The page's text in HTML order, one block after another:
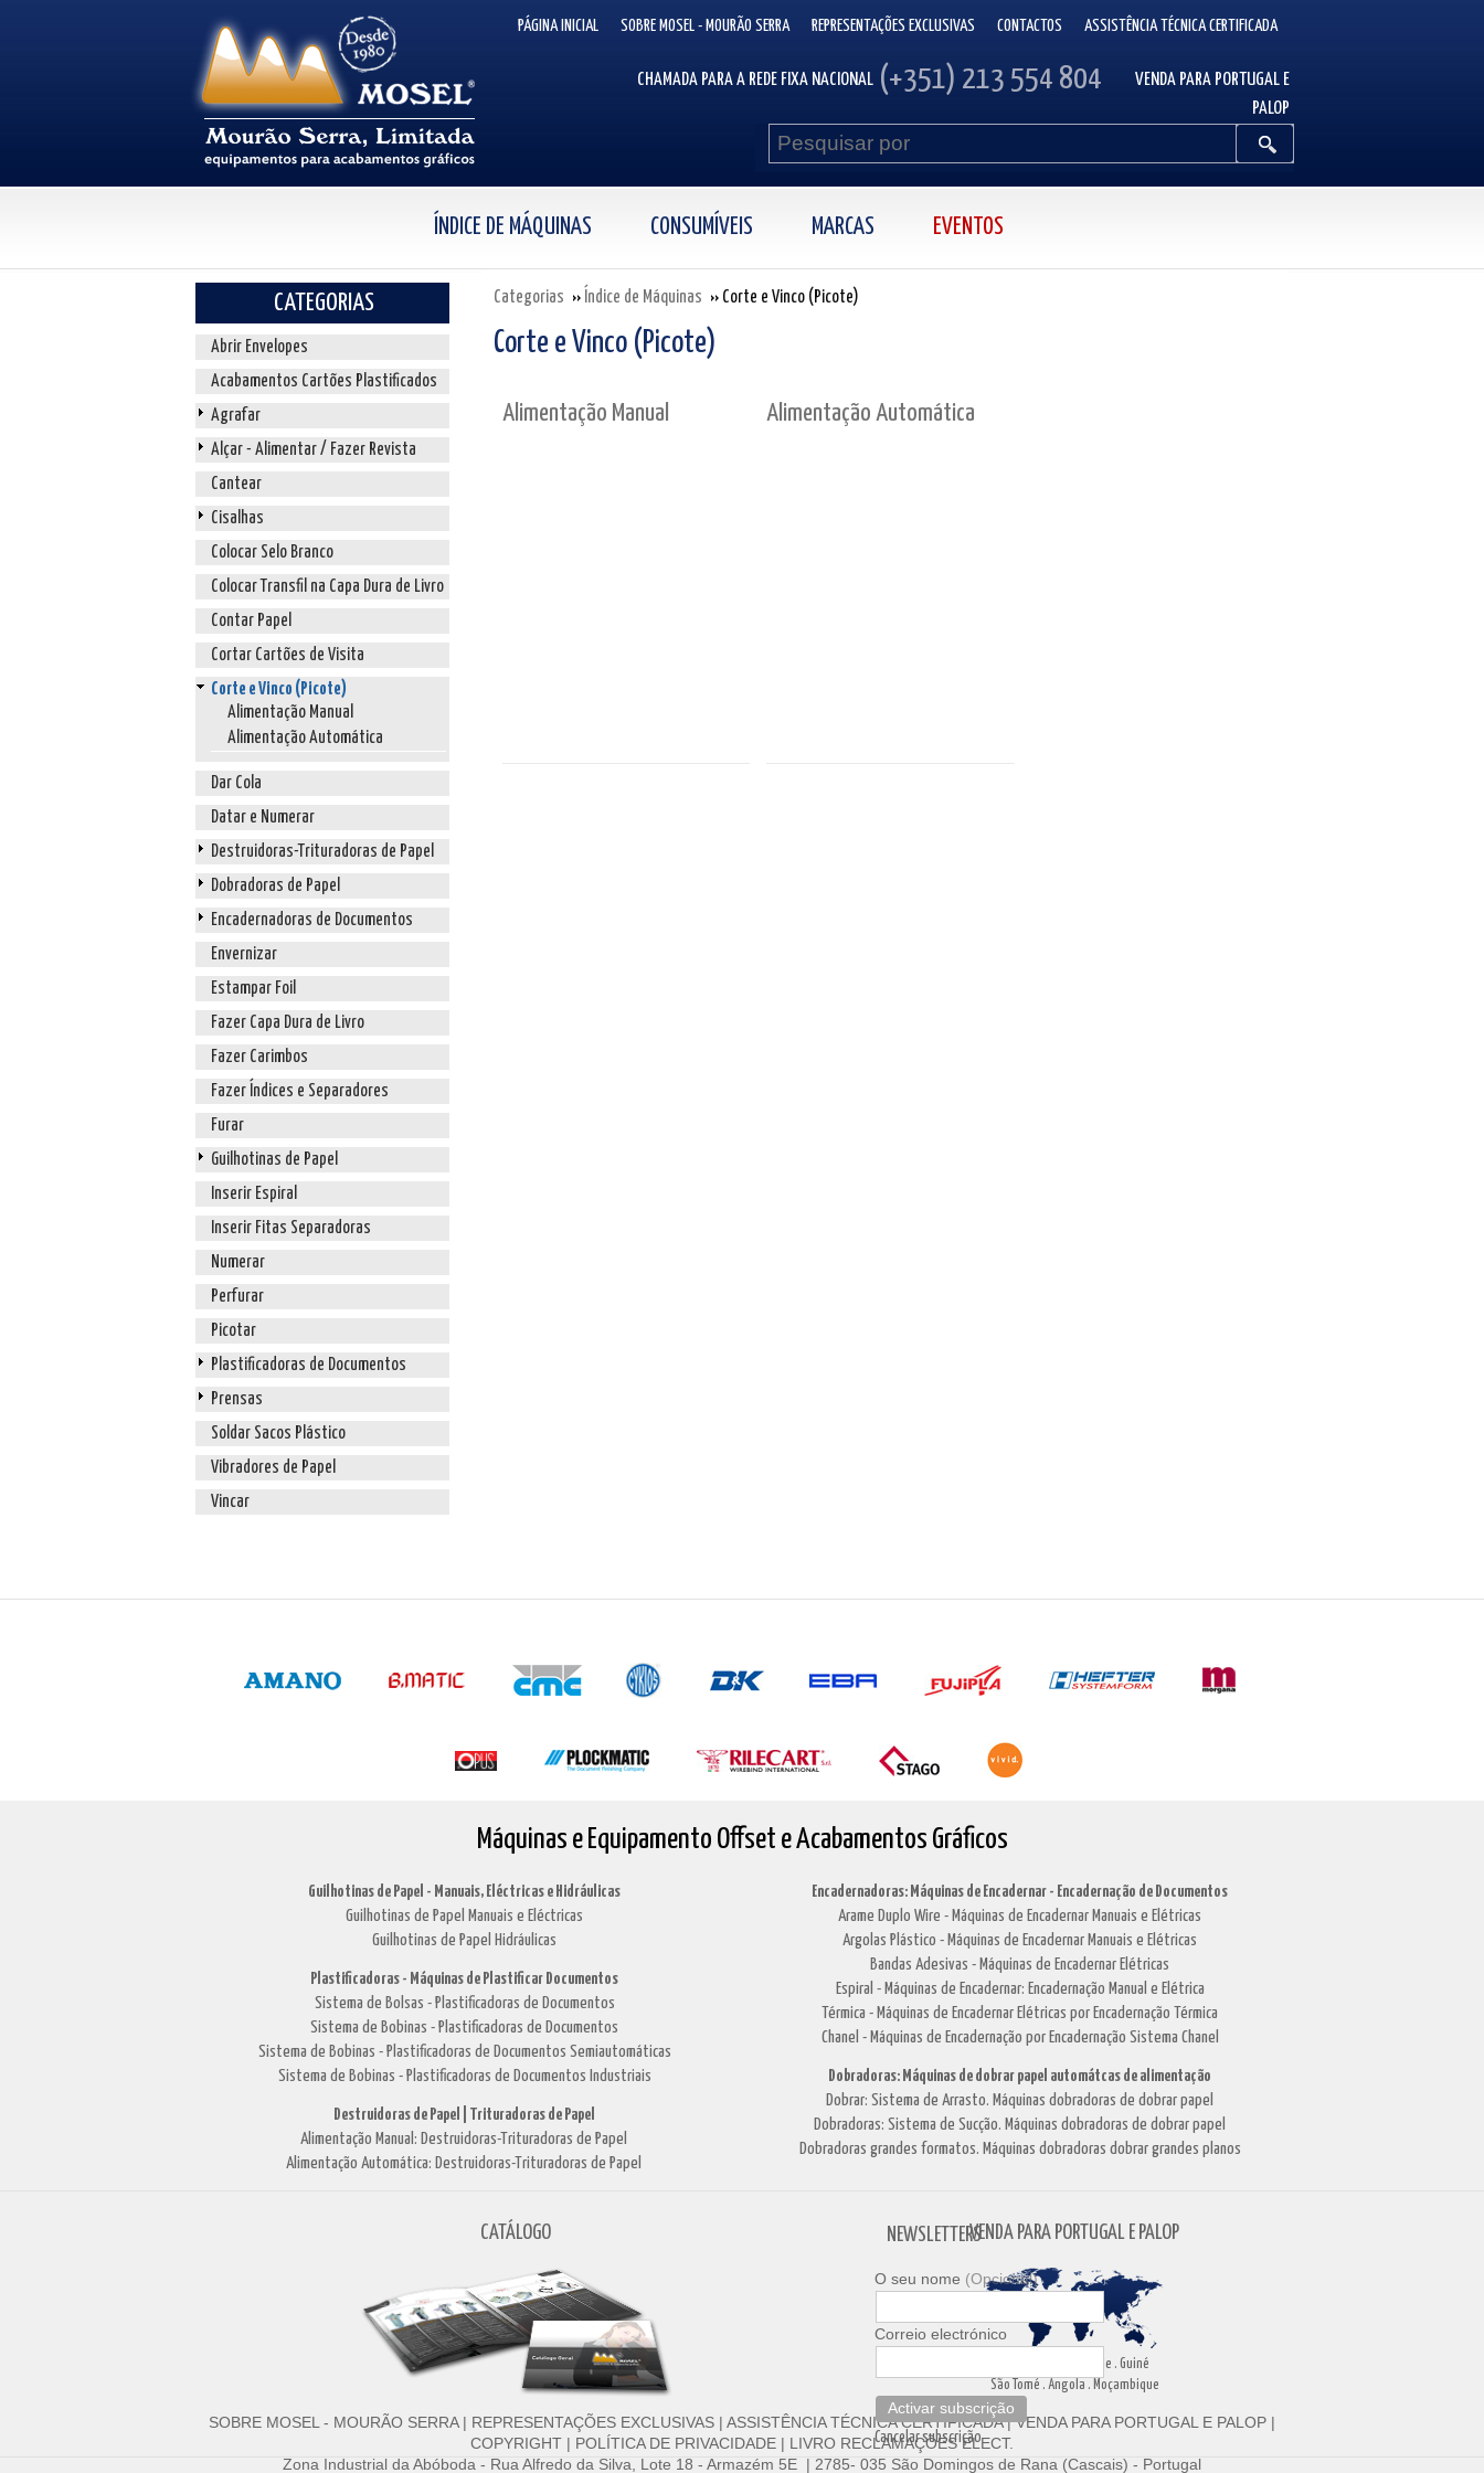
PÁGINA INICIAL SOBRE MOSEL - MOURÃO SERRA REPRESENTAÇÕES EXCLUSIVAS CONTACTOS ASSISTÊNCIA TÉCNICA CERTIFICADA
CHAMADA PARA A REDE FIXA NACIONAL (+351) 213 554 804
VENDA PARA PORTUGAL E
PALOP
ÍNDICE DE MÁQUINAS CONSUMÍVEIS MARCAS EVENTOS
CATEGORIAS
Abrir Envelopes
Acabamentos Cartões Plastificados
Agrafar
Alçar - Alimentar / Fazer Revista
Cantear
Cisalhas
Colocar Selo Branco
Colocar Transfil na Capa Dura de Livro
Contar Papel
Cortar Cartões de Visita
Corte e Vinco (Picote)
Alimentação Manual
Alimentação Automática
Dar Cola
Datar e Numerar
Destruidoras-Trituradoras de Papel
Dobradoras de Papel
Encadernadoras de Documentos
Envernizar
Estampar Foil
Fazer Capa Dura de Livro
Fazer Carimbos
Fazer Índices e Separadores
Furar
Guilhotinas de Papel
Inserir Espiral
Inserir Fitas Separadoras
Numerar
Perfurar
Picotar
Plastificadoras de Documentos
Prensas
Soldar Sacos Plástico
Vibradores de Papel
Vincar
Categorias Índice de Máquinas Corte e Vinco (Picote)
Corte e Vinco (Picote)
Alimentação Manual Alimentação Automática
Máquinas e Equipamento Offset e Acabamentos Gráficos
Guilhotinas de Papel - Manuais, Eléctricas e Hidráulicas
Guilhotinas de Papel Manuais e Eléctricas
Guilhotinas de Papel Hidráulicas
Plastificadoras - Máquinas de Plastificar Documentos
Sistema de Bolsas - Plastificadoras de Documentos
Sistema de Bobinas - Plastificadoras de Documentos
Sistema de Bobinas - Plastificadoras de Documentos Semiautomáticas
Sistema de Bobinas - Plastificadoras de Documentos Industriais
Destruidoras de Papel | Trituradoras de Papel
Alimentação Manual: Destruidoras-Trituradoras de Papel
Alimentação Automática: Destruidoras-Trituradoras de Papel
Encadernadoras: Máquinas de Encadernar - Encadernação de Documentos
Arame Duplo Wire - Máquinas de Encadernar Manuais e Elétricas
Argolas Plástico - Máquinas de Encadernar Manuais e Elétricas
Bandas Adesivas - Máquinas de Encadernar Elétricas
Espiral - Máquinas de Encadernar: Encadernação Manual e Elétrica
Térmica - Máquinas de Encadernar Elétricas por Encadernação Térmica
Chanel - Máquinas de Encadernação por Encadernação Sistema Chanel
Dobradoras: Máquinas de dobrar papel automátcas de alimentação
Dobrar: Sistema de Arrasto. Máquinas dobradoras de dobrar papel
Dobradoras: Sistema de Sucção. Máquinas dobradoras de dobrar papel
Dobradoras grandes formatos. Máquinas dobradoras dobrar grandes planos
CATÁLOGO NEWSLETTERS
O seu nome (Opcional)
Correio electrónico
Activar subscrição
Cancelar subscrição
VENDA PARA PORTUGAL E PALOP
Portugal . Cabo Verde . Guiné
São Tomé . Angola . Moçambique
SOBRE MOSEL - MOURÃO SERRA| REPRESENTAÇÕES EXCLUSIVAS | ASSISTÊNCIA TÉCNICA CERTIFICADA|VENDA PARA PORTUGAL E PALOP |
COPYRIGHT | POLÍTICA DE PRIVACIDADE | LIVRO RECLAMAÇÕES ELECT.
Zona Industrial da Abóboda - Rua Alfredo da Silva, Lote 18 - Armazém 5E | 2785- 035 São Domingos de Rana (Cascais) - Portugal